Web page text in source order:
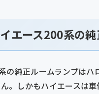
エース200系の
の純正ルームランプは
。しかもハイエースは